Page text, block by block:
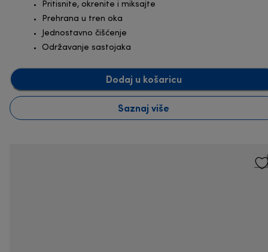
Pritisnite, okrenite i miksajte
Prehrana u tren oka
Jednostavno čišćenje
Održavanje sastojaka
Dodaj u košaricu
Saznaj više